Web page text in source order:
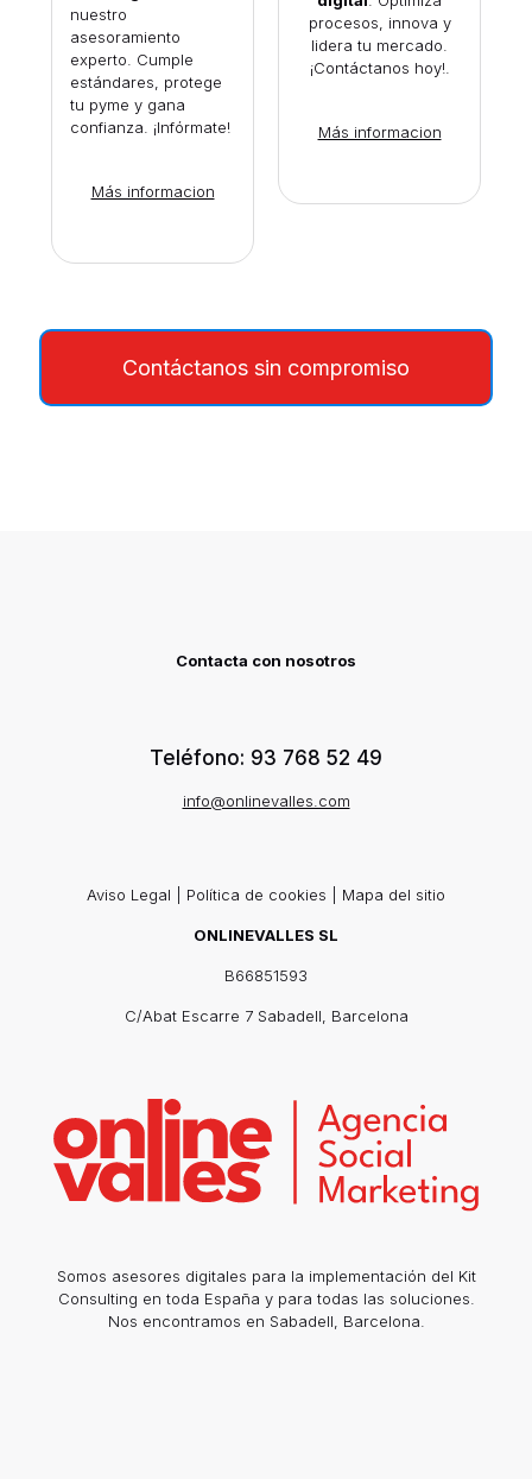
nuestro
asesoramiento
experto. Cumple
estándares, protege
tu pyme y gana
confianza. ¡Infórmate!
Más informacion
procesos, innova y
lidera tu mercado.
¡Contáctanos hoy!.
Más informacion
Contáctanos sin compromiso
Contacta con nosotros
Teléfono: 93 768 52 49
info@onlinevalles.com
Aviso Legal Política de cookies Mapa del sitio
ONLINEVALLES SL
B66851593
C/Abat Escarre 7 Sabadell, Barcelona
Somos asesores digitales para la implementación del Kit
Consulting en toda España y para todas las soluciones.
Nos encontramos en Sabadell, Barcelona.